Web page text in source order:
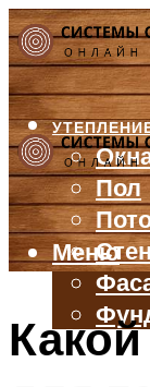
Пол
БАЛКОН И
Меню